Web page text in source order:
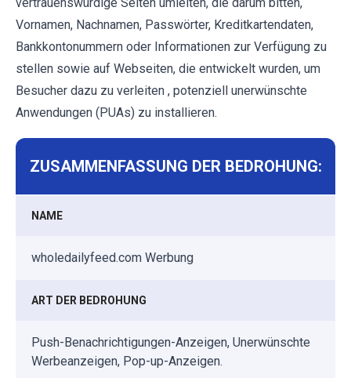
Vornamen, Nachnamen, Passwörter, Kreditkartendaten,
Bankkontonummern oder Informationen zur Verfügung zu
stellen sowie auf Webseiten, die entwickelt wurden, um
Besucher dazu zu verleiten , potenziell unerwünschte
Anwendungen (PUAs) zu installieren.
ZUSAMMENFASSUNG DER BEDROHUNG:
NAME
wholedailyfeed.com Werbung
ART DER BEDROHUNG
Push-Benachrichtigungen-Anzeigen, Unerwünschte
Werbeanzeigen, Pop-up-Anzeigen.